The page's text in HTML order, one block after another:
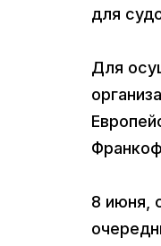
для
Для
8 июня,